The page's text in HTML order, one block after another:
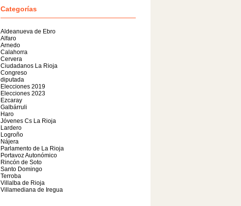
Categorías
Aldeanueva de Ebro
Alfaro
Arnedo
Calahorra
Cervera
Ciudadanos La Rioja
Congreso
diputada
Elecciones 2019
Elecciones 2023
Ezcaray
Galbárruli
Haro
Jóvenes Cs La Rioja
Lardero
Logroño
Nájera
Parlamento de La Rioja
Portavoz Autonómico
Rincón de Soto
Santo Domingo
Terroba
Villalba de Rioja
Villamediana de Iregua